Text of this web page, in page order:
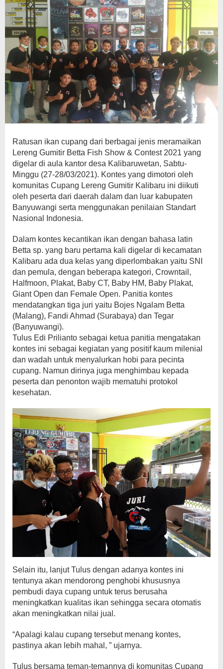
Ratusan ikan cupang dari berbagai jenis meramaikan
Lereng Gumitir Betta Fish Show & Contest 2021 yang
digelar di aula kantor desa Kalibaruwetan, Sabtu-
Minggu (27-28/03/2021). Kontes yang dimotori oleh
komunitas Cupang Lereng Gumitir Kalibaru ini diikuti
oleh peserta dari daerah dalam dan luar kabupaten
Banyuwangi serta menggunakan penilaian Standart
Nasional Indonesia.
Dalam kontes kecantikan ikan dengan bahasa latin
Betta sp. yang baru pertama kali digelar di kecamatan
Kalibaru ada dua kelas yang diperlombakan yaitu SNI
dan pemula, dengan beberapa kategori, Crowntail,
Halfmoon, Plakat, Baby CT, Baby HM, Baby Plakat,
Giant Open dan Female Open. Panitia kontes
mendatangkan tiga juri yaitu Bojes Ngalam Betta
(Malang), Fandi Ahmad (Surabaya) dan Tegar
(Banyuwangi).
Tulus Edi Prilianto sebagai ketua panitia mengatakan
kontes ini sebagai kegiatan yang positif kaum milenial
dan wadah untuk menyalurkan hobi para pecinta
cupang. Namun dirinya juga menghimbau kepada
peserta dan penonton wajib mematuhi protokol
kesehatan.
Selain itu, lanjut Tulus dengan adanya kontes ini
tentunya akan mendorong penghobi khususnya
pembudi daya cupang untuk terus berusaha
meningkatkan kualitas ikan sehingga secara otomatis
akan meningkatkan nilai jual.
“Apalagi kalau cupang tersebut menang kontes,
pastinya akan lebih mahal, ” ujarnya.
Tulus bersama teman-temannya di komunitas Cupang